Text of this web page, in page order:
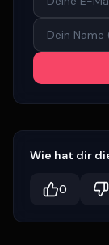
Wie hat dir
0